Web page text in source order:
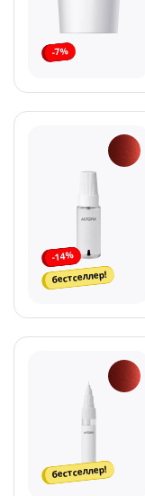
-7%
-14%
бестселлер!
бестселлер!